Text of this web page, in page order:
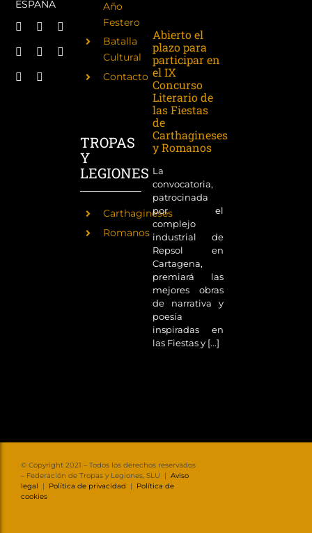
ESPAÑA
Año
Festero
Batalla
Cultural
Contacto
TROPAS
Y
LEGIONES
Carthagineses
Romanos
Abierto el
plazo para
participar en
el IX
Concurso
Literario de
las Fiestas
de
Carthagineses
y Romanos
La
convocatoria,
patrocinada
por el
complejo
industrial de
Repsol en
Cartagena,
premiará las
mejores obras
de narrativa y
poesía
inspiradas en
las Fiestas y [...]
© Copyright 2021 – Todos los derechos reservados
– Federación de Tropas y Legiones, SLU | Aviso
legal | Política de privacidad | Política de
cookies